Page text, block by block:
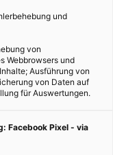
und
von
Webbrowsers und
Ausführung von
von Daten auf
für Auswertungen.
Facebook Pixel - via